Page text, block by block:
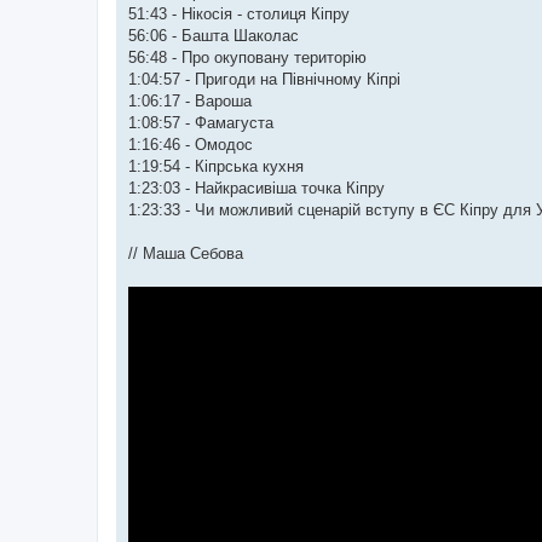
51:43 - Нікосія - столиця Кіпру
56:06 - Башта Шаколас
56:48 - Про окуповану територію
1:04:57 - Пригоди на Північному Кіпрі
1:06:17 - Вароша
1:08:57 - Фамагуста
1:16:46 - Омодос
1:19:54 - Кіпрська кухня
1:23:03 - Найкрасивіша точка Кіпру
1:23:33 - Чи можливий сценарій вступу в ЄС Кіпру для
// Маша Себова